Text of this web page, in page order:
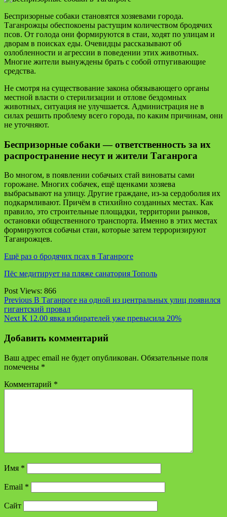
Беспризорные собаки становятся хозяевами города.
Таганрожцы обеспокоены растущим количеством бродячих
псов. От голода они формируются в стаи, ходят по улицам и
дворам в поисках еды. Очевидцы рассказывают об
озлобленности и агрессии в поведении этих животных.
Многие жители вынуждены брать с собой отпугивающие
средства.
Не смотря на существование закона обязывающего органы
местной власти о стерилизации и отлове бездомных
животных, ситуация не улучшается. Администрация не в
силах решить проблему всего города, по каким причинам, они
не уточняют.
Беспризорные собаки — ответственность за их
распространение несут и жители Таганрога
Во многом, в появлении собачьих стай виноваты сами
горожане. Многих собачек, ещё щенками хозяева
выбрасывают на улицу. Другие граждане, из-за сердоболия их
подкармливают. Причём в стихийно созданных местах. Как
правило, это строительные площадки, территории рынков,
остановки общественного транспорта. Именно в этих местах
формируются собачьи стаи, которые затем терроризируют
Таганрожцев.
Ещё раз о бродячих псах в Таганроге
Пёс медитирует на пляже санатория Тополь
Post Views: 866
Continue
Reading
Previous В Таганроге на одной из центральных улиц появился
гигантский провал
Next К 12.00 явка избирателей уже превысила 20%
Добавить комментарий
Ваш адрес email не будет опубликован. Обязательные поля
помечены *
Комментарий *
Имя *
Email *
Сайт